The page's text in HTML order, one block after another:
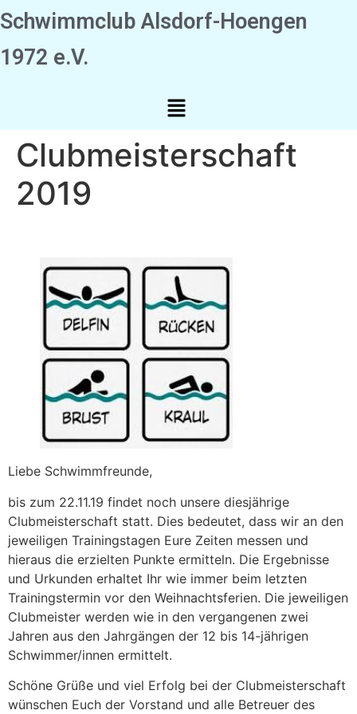
Schwimmclub Alsdorf-Hoengen
1972 e.V.
Clubmeisterschaft
2019
Liebe Schwimmfreunde,
bis zum 22.11.19 findet noch unsere diesjährige
Clubmeisterschaft statt. Dies bedeutet, dass wir an den
jeweiligen Trainingstagen Eure Zeiten messen und
hieraus die erzielten Punkte ermitteln. Die Ergebnisse
und Urkunden erhaltet Ihr wie immer beim letzten
Trainingstermin vor den Weihnachtsferien. Die jeweiligen
Clubmeister werden wie in den vergangenen zwei
Jahren aus den Jahrgängen der 12 bis 14-jährigen
Schwimmer/innen ermittelt.
Schöne Grüße und viel Erfolg bei der Clubmeisterschaft
wünschen Euch der Vorstand und alle Betreuer des